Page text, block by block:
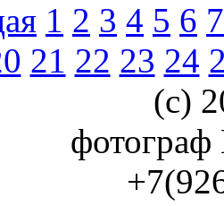
1 2 3 4 5 6 7
21 22 23 24
(с)